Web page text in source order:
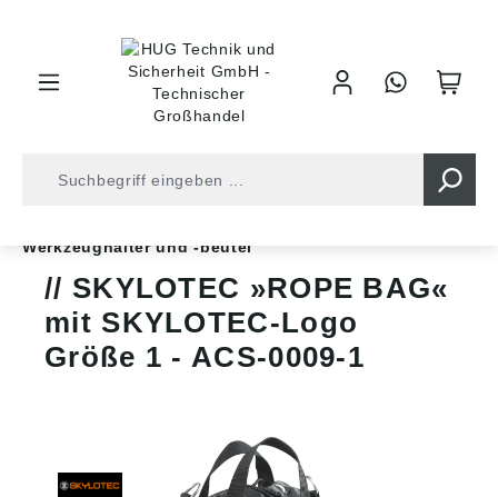
Werkzeughalter und -beutel
SKYLOTEC »ROPE BAG«
mit SKYLOTEC-Logo
Größe 1 - ACS-0009-1